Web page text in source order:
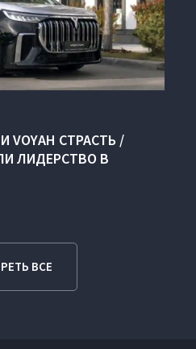
VOYAH СТРАСТЬ /
ЛИДЕРСТВО В
ВСЕ